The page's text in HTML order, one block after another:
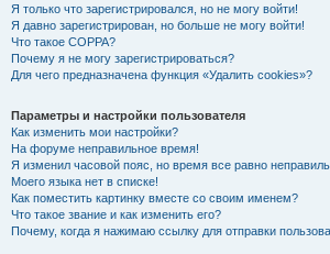
Я только что зарегистрировался, но не могу войти!
Я давно зарегистрирован, но больше не могу войти!
Что такое COPPA?
Почему я не могу зарегистрироваться?
Для чего предназначена функция «Удалить cookies»?
Параметры и настройки пользователя
Как изменить мои настройки?
На форуме неправильное время!
Я изменил часовой пояс, но время все равно
Моего языка нет в списке!
Как поместить картинку вместе со своим именем?
Что такое звание и как изменить его?
Почему, когда я нажимаю ссылку для отправки